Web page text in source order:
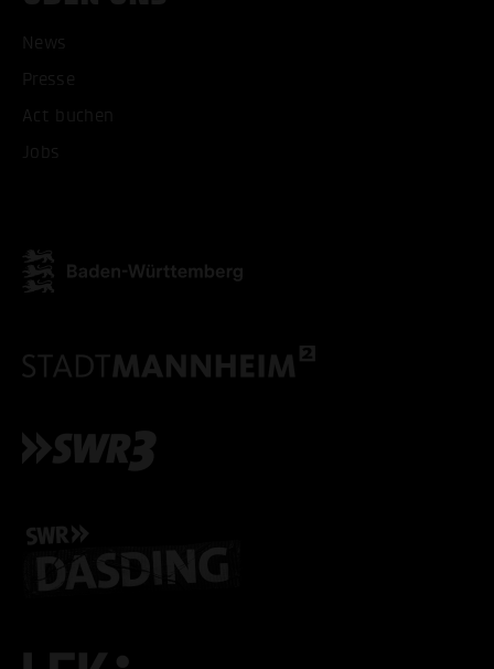
News
Presse
Act buchen
Jobs